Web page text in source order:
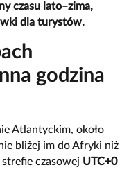
czasu lato–zima,
dla turystów.
godzina
Atlantyckim, około
bliżej im do Afryki niż
czasowej UTC+0